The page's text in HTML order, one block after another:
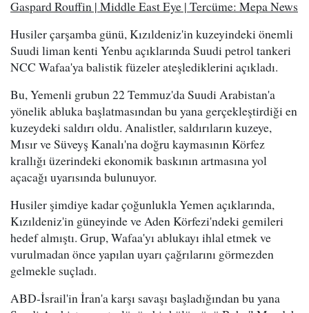
Gaspard Rouffin | Middle East Eye | Tercüme: Mepa News
Husiler çarşamba günü, Kızıldeniz'in kuzeyindeki önemli
Suudi liman kenti Yenbu açıklarında Suudi petrol tankeri
NCC Wafaa'ya balistik füzeler ateşlediklerini açıkladı.
Bu, Yemenli grubun 22 Temmuz'da Suudi Arabistan'a
yönelik abluka başlatmasından bu yana gerçekleştirdiği en
kuzeydeki saldırı oldu. Analistler, saldırıların kuzeye,
Mısır ve Süveyş Kanalı'na doğru kaymasının Körfez
krallığı üzerindeki ekonomik baskının artmasına yol
açacağı uyarısında bulunuyor.
Husiler şimdiye kadar çoğunlukla Yemen açıklarında,
Kızıldeniz'in güneyinde ve Aden Körfezi'ndeki gemileri
hedef almıştı. Grup, Wafaa'yı ablukayı ihlal etmek ve
vurulmadan önce yapılan uyarı çağrılarını görmezden
gelmekle suçladı.
ABD-İsrail'in İran'a karşı savaşı başladığından bu yana